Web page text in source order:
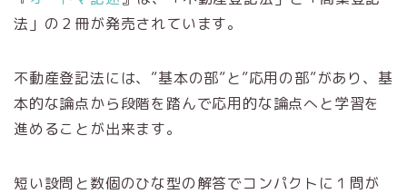
法」の２冊が発売されています。
不動産登記法には、”基本の部”と”応用の部”があり、基
本的な論点から段階を踏んで応用的な論点へと学習を
進めることが出来ます。
短い設問と数個のひな型の解答でコンパクトに１問が